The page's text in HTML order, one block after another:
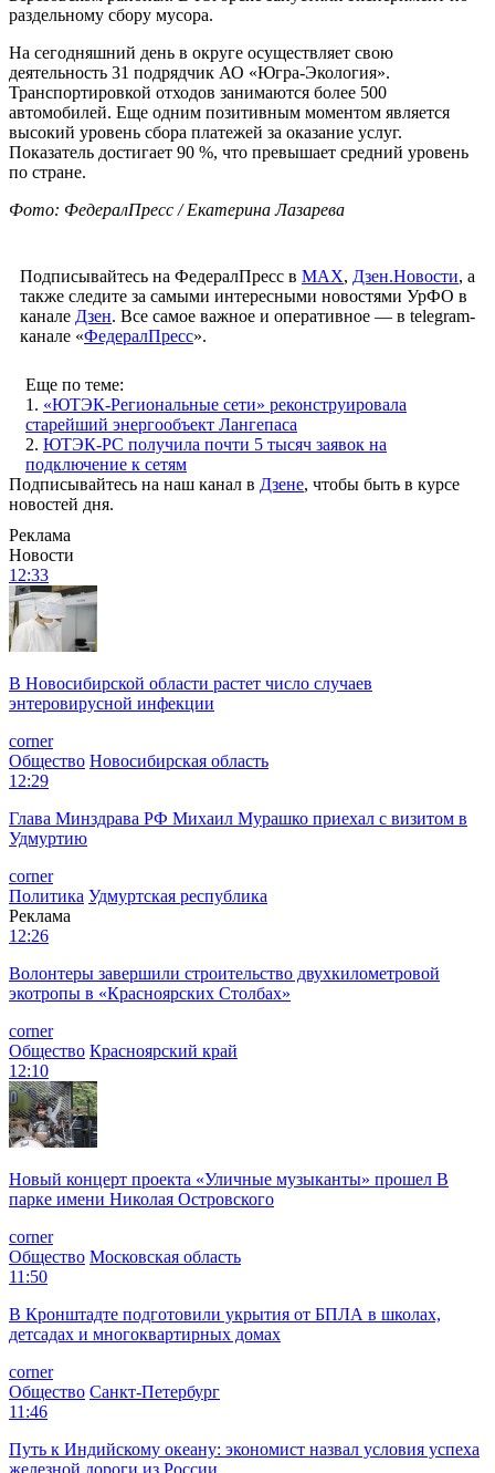
раздельному сбору мусора.
На сегодняшний день в округе осуществляет свою
деятельность 31 подрядчик АО «Югра-Экология».
Транспортировкой отходов занимаются более 500
автомобилей. Еще одним позитивным моментом является
высокий уровень сбора платежей за оказание услуг.
Показатель достигает 90 %, что превышает средний уровень
по стране.
Фото: ФедералПресс / Екатерина Лазарева
Подписывайтесь на ФедералПресс в МАХ, Дзен.Новости, а
также следите за самыми интересными новостями УрФО в
канале Дзен. Все самое важное и оперативное — в telegram-
канале «ФедералПресс».
Еще по теме:
1. «ЮТЭК-Региональные сети» реконструировала
старейший энергообъект Лангепаса
2. ЮТЭК-РС получила почти 5 тысяч заявок на
подключение к сетям
Подписывайтесь на наш канал в Дзене, чтобы быть в курсе
новостей дня.
Реклама
Новости
12:33
В Новосибирской области растет число случаев
энтеровирусной инфекции
corner
Общество Новосибирская область
12:29
Глава Минздрава РФ Михаил Мурашко приехал с визитом в
Удмуртию
corner
Политика Удмуртская республика
Реклама
12:26
Волонтеры завершили строительство двухкилометровой
экотропы в «Красноярских Столбах»
corner
Общество Красноярский край
12:10
Новый концерт проекта «Уличные музыканты» прошел В
парке имени Николая Островского
corner
Общество Московская область
11:50
В Кронштадте подготовили укрытия от БПЛА в школах,
детсадах и многоквартирных домах
corner
Общество Санкт-Петербург
11:46
Путь к Индийскому океану: экономист назвал условия успеха
железной дороги из России